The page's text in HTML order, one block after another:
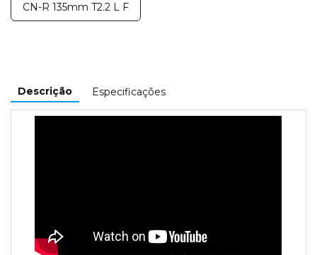
CN-R 135mm T2.2 L F
Descrição Especificações